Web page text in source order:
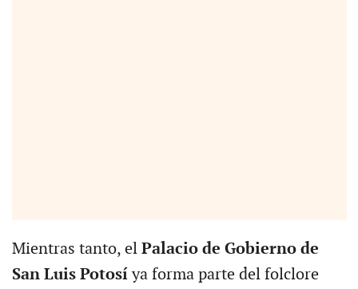
Mientras tanto, el Palacio de Gobierno de
San Luis Potosíya forma parte del folclore